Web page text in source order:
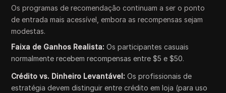
Os programas de recomendação continuam a ser o ponto
de entrada mais acessível, embora as recompensas sejam
modestas.
Faixa de Ganhos Realista: Os participantes casuais
normalmente recebem recompensas entre $5 e $50.
Crédito vs. Dinheiro Levantável: Os profissionais de
estratégia devem distinguir entre crédito em loja (para uso